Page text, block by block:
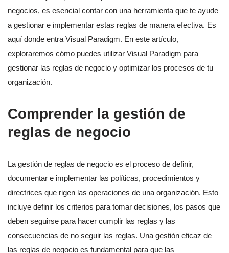
negocios, es esencial contar con una herramienta que te ayude
a gestionar e implementar estas reglas de manera efectiva. Es
aquí donde entra Visual Paradigm. En este artículo,
exploraremos cómo puedes utilizar Visual Paradigm para
gestionar las reglas de negocio y optimizar los procesos de tu
organización.
Comprender la gestión de
reglas de negocio
La gestión de reglas de negocio es el proceso de definir,
documentar e implementar las políticas, procedimientos y
directrices que rigen las operaciones de una organización. Esto
incluye definir los criterios para tomar decisiones, los pasos que
deben seguirse para hacer cumplir las reglas y las
consecuencias de no seguir las reglas. Una gestión eficaz de
las reglas de negocio es fundamental para que las